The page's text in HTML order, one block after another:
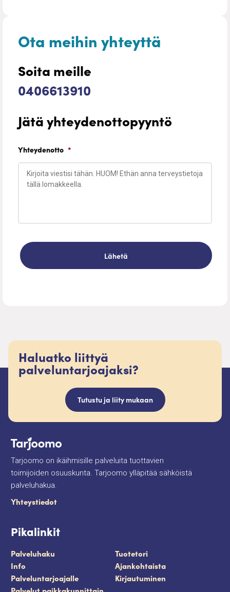
Ota meihin yhteyttä
Soita meille
0406613910
Jätä yhteydenottopyyntö
Yhteydenotto *
Haluatko liittyä
palveluntarjoajaksi?
Tutustu ja liity mukaan
Tarjoomo on ikäihmisille palveluita tuottavien
toimijoiden osuuskunta. Tarjoomo ylläpitää sähköistä
palveluhakua.
Yhteystiedot
Pikalinkit
Palveluhaku
Tuotetori
Info
Ajankohtaista
Palveluntarjoajalle
Kirjautuminen